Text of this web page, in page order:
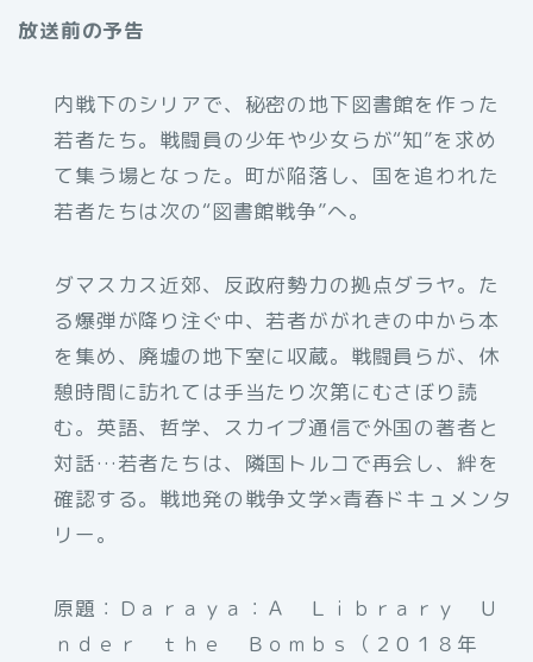
放送前の予告
内戦下のシリアで、秘密の地下図書館を作った
若者たち。戦闘員の少年や少女らが“知”を求め
て集う場となった。町が陥落し、国を追われた
若者たちは次の“図書館戦争”へ。
ダマスカス近郊、反政府勢力の拠点ダラヤ。た
る爆弾が降り注ぐ中、若者ががれきの中から本
を集め、廃墟の地下室に収蔵。戦闘員らが、休
憩時間に訪れては手当たり次第にむさぼり読
む。英語、哲学、スカイプ通信で外国の著者と
対話…若者たちは、隣国トルコで再会し、絆を
確認する。戦地発の戦争文学×青春ドキュメンタ
リー。
原題：Ｄａｒａｙａ：Ａ Ｌｉｂｒａｒｙ Ｕ
ｎｄｅｒ ｔｈｅ Ｂｏｍｂｓ（２０１８年